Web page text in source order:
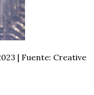
| Fuente: Creative